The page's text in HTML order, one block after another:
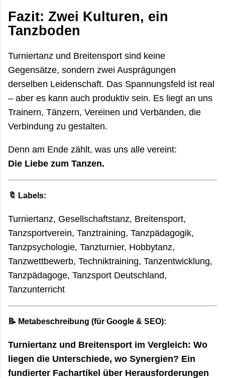
Fazit: Zwei Kulturen, ein
Tanzboden
Turniertanz und Breitensport sind keine
Gegensätze, sondern zwei Ausprägungen
derselben Leidenschaft. Das Spannungsfeld ist real
– aber es kann auch produktiv sein. Es liegt an uns
Trainern, Tänzern, Vereinen und Verbänden, die
Verbindung zu gestalten.
Denn am Ende zählt, was uns alle vereint:
Die Liebe zum Tanzen.
🔖 Labels:
Turniertanz, Gesellschaftstanz, Breitensport,
Tanzsportverein, Tanztraining, Tanzpädagogik,
Tanzpsychologie, Tanzturnier, Hobbytanz,
Tanzwettbewerb, Techniktraining, Tanzentwicklung,
Tanzpädagoge, Tanzsport Deutschland,
Tanzunterricht
📝 Metabeschreibung (für Google & SEO):
Turniertanz und Breitensport im Vergleich: Wo
liegen die Unterschiede, wo Synergien? Ein
fundierter Fachartikel über Herausforderungen